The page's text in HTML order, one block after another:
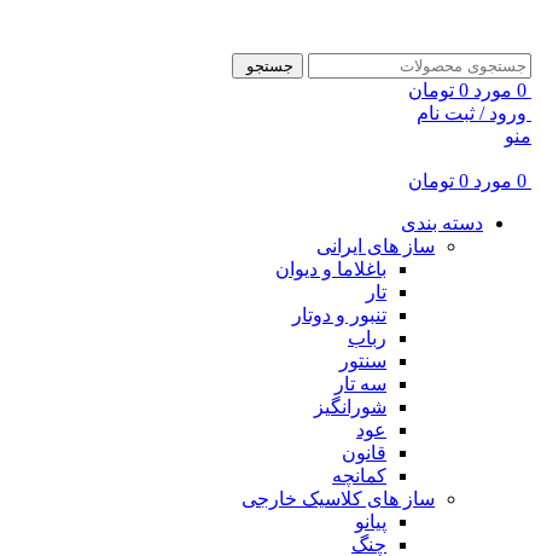
جستجو
0 مورد 0 تومان
ورود / ثبت نام
منو
0 مورد 0 تومان
دسته بندی
ساز های ایرانی
باغلاما و دیوان
تار
تنبور و دوتار
رباب
سنتور
سه تار
شورانگیز
عود
قانون
کمانچه
ساز های کلاسیک خارجی
پیانو
چنگ